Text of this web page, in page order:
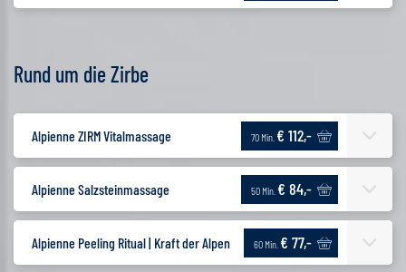
Rund um die Zirbe
Alpienne ZIRM Vitalmassage 70 Min. € 112,-
Alpienne Salzsteinmassage 50 Min. € 84,-
Alpienne Peeling Ritual | Kraft der Alpen 60 Min. € 77,-